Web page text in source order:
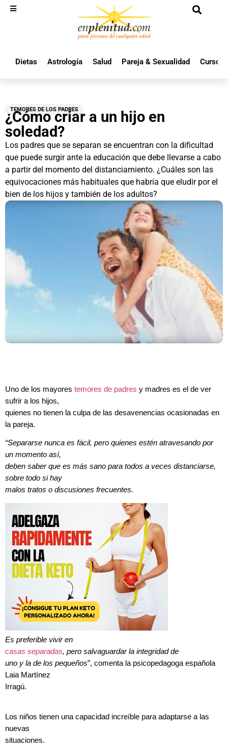
Dietas Astrología Salud Pareja & Sexualidad Cursos
TEMORES DE LOS PADRES
¿Cómo criar a un hijo en
soledad?
Los padres que se separan se encuentran con la dificultad
que puede surgir ante la educación que debe llevarse a cabo
a partir del momento del distanciamiento. ¿Cuáles son las
equivocaciones más habituales que habría que eludir por el
bien de los hijos y también de los adultos?
Uno de los mayores temores de padres y madres es el de ver
sufrir a los hijos,
quienes no tienen la culpa de las desavenencias ocasionadas en
la pareja.
“Separarse nunca es fácil, pero quienes estén atravesando por
un momento así,
deben saber que es más sano para todos a veces distanciarse,
sobre todo si hay
malos tratos o discusiones frecuentes.
Es preferible vivir en
casas separadas, pero salvaguardar la integridad de
uno y la de los pequeños”, comenta la psicopedagoga española
Laia Martínez
Irragú.
Los niños tienen una capacidad increíble para adaptarse a las
nuevas
situaciones.